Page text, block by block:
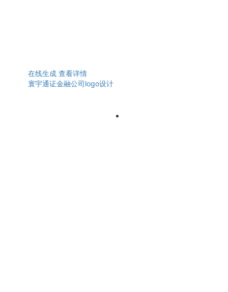
在线生成 查看详情
寰宇通证金融公司logo设计